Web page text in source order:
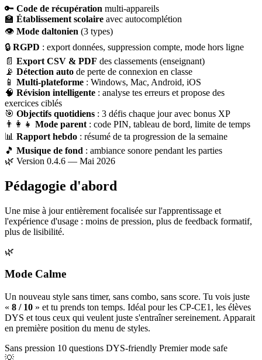
🔑 Code de récupération multi-appareils
🏫 Établissement scolaire avec autocomplétion
👁 Mode daltonien (3 types)
🔒 RGPD : export données, suppression compte, mode hors ligne
📄 Export CSV & PDF des classements (enseignant)
📡 Détection auto de perte de connexion en classe
📱 Multi-plateforme : Windows, Mac, Android, iOS
🧠 Révision intelligente : analyse tes erreurs et propose des
exercices ciblés
🎯 Objectifs quotidiens : 3 défis chaque jour avec bonus XP
👨‍👩‍👧 Mode parent : code PIN, tableau de bord, limite de temps
📊 Rapport hebdo : résumé de ta progression de la semaine
🎵 Musique de fond : ambiance sonore pendant les parties
🌿 Version 0.4.6 — Mai 2026
Pédagogie d'abord
Une mise à jour entièrement focalisée sur l'apprentissage et
l'expérience d'usage : moins de pression, plus de feedback formatif,
plus de lisibilité.
🌿
Mode Calme
Un nouveau style sans timer, sans combo, sans score. Tu vois juste
« 8 / 10 » et tu prends ton temps. Idéal pour les CP-CE1, les élèves
DYS et tous ceux qui veulent juste s'entraîner sereinement. Apparait
en première position du menu de styles.
Sans pression 10 questions DYS-friendly Premier mode safe